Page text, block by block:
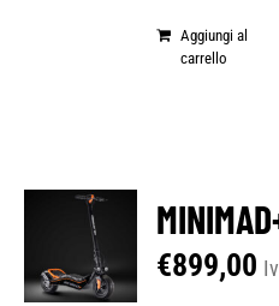
Aggiungi al
carrello
€899,00